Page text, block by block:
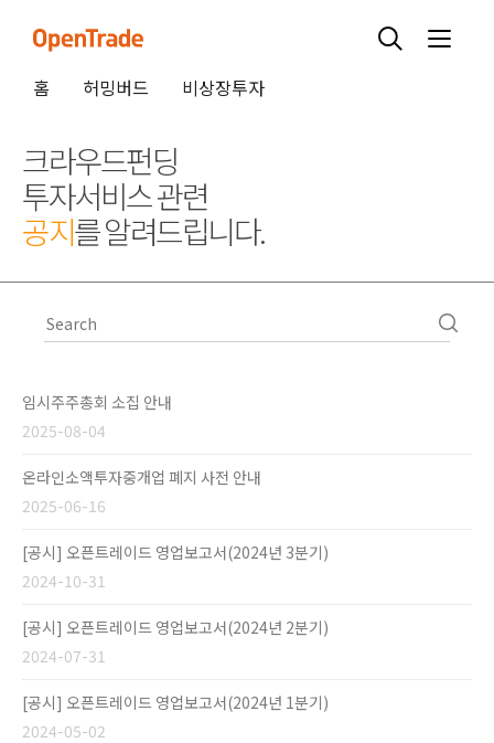
홈 허밍버드 비상장투자
크라우드펀딩
투자서비스 관련
공지를 알려드립니다.
임시주주총회 소집 안내
2025-08-04
온라인소액투자중개업 폐지 사전 안내
2025-06-16
[공시] 오픈트레이드 영업보고서(2024년 3분기)
2024-10-31
[공시] 오픈트레이드 영업보고서(2024년 2분기)
2024-07-31
[공시] 오픈트레이드 영업보고서(2024년 1분기)
2024-05-02